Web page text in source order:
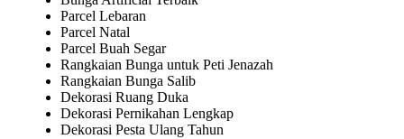
Parcel Lebaran
Parcel Natal
Parcel Buah Segar
Rangkaian Bunga untuk Peti Jenazah
Rangkaian Bunga Salib
Dekorasi Ruang Duka
Dekorasi Pernikahan Lengkap
Dekorasi Pesta Ulang Tahun